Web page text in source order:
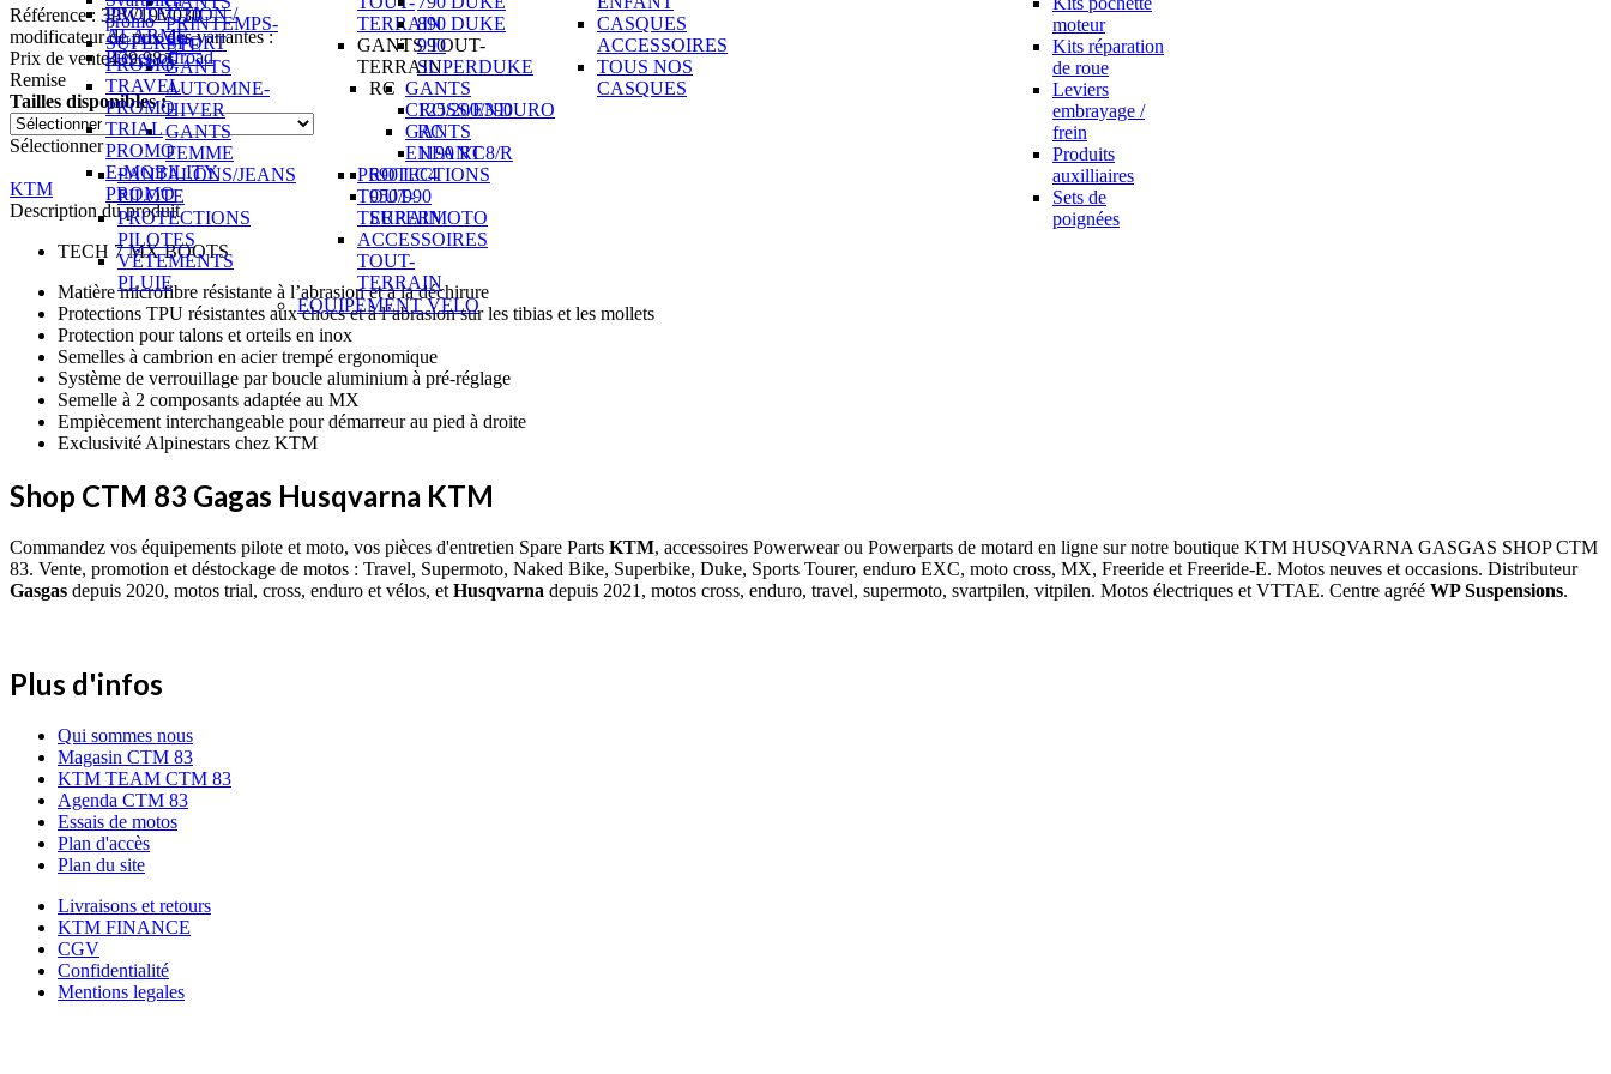
PRINTEMPS-
ETE
GANTS
AUTOMNE-
HIVER
GANTS
FEMME
PANTALONS/JEANS
PILOTE
PROTECTIONS
PILOTES
VÊTEMENTS
PLUIE
TERRAIN
GANTS TOUT-
TERRAIN
GANTS
CROSS/ENDURO
GANTS
ENFANT
PROTECTIONS
TOUT-
TERRAIN
ACCESSOIRES
TOUT-
TERRAIN
EQUIPEMENT VELO
CASQUES
ACCESSOIRES
TOUS NOS
CASQUES
PROTECTION /
ALARME
Pièces offroad
890 DUKE
990
SUPERDUKE
RC
125/200/390
RC
1190 RC8/R
690 LC4
950/990
SUPERMOTO
moteur
Kits réparation
de roue
Leviers
embrayage /
frein
Produits
auxilliaires
Sets de
poignées
promo
SUPERSPORT
PROMO
TRAVEL
PROMO
TRIAL
PROMO
E-MOBILITY
PROMO
Référence : 3PW19V030
modificateur de prix des variantes :
Prix ​​de vente439,98 €
Remise
Tailles disponibles :
Sélectionner
KTM
Description du produit
TECH 7 MX BOOTS
Matière microfibre résistante à l’abrasion et à la déchirure
Protections TPU résistantes aux chocs et à l’abrasion sur les tibias et les mollets
Protection pour talons et orteils en inox
Semelles à cambrion en acier trempé ergonomique
Système de verrouillage par boucle aluminium à pré-réglage
Semelle à 2 composants adaptée au MX
Empiècement interchangeable pour démarreur au pied à droite
Exclusivité Alpinestars chez KTM
Shop CTM 83 Gagas Husqvarna KTM
Commandez vos équipements pilote et moto, vos pièces d'entretien Spare Parts KTM, accessoires Powerwear ou Powerparts de motard en ligne sur notre boutique KTM HUSQVARNA GASGAS SHOP CTM
83. Vente, promotion et déstockage de motos : Travel, Supermoto, Naked Bike, Superbike, Duke, Sports Tourer, enduro EXC, moto cross, MX, Freeride et Freeride-E. Motos neuves et occasions. Distributeur
Gasgas depuis 2020, motos trial, cross, enduro et vélos, et Husqvarna depuis 2021, motos cross, enduro, travel, supermoto, svartpilen, vitpilen. Motos électriques et VTTAE. Centre agréé WP Suspensions.
Plus d'infos
Qui sommes nous
Magasin CTM 83
KTM TEAM CTM 83
Agenda CTM 83
Essais de motos
Plan d'accès
Plan du site
Livraisons et retours
KTM FINANCE
CGV
Confidentialité
Mentions legales